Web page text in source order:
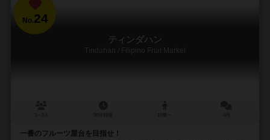
No.24
ティンダハン
Tindahan / Filipino Fruit Market
一番のフルーツ屋台を目指せ！